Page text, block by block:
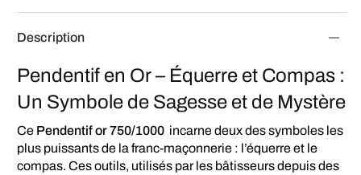
Description
Pendentif en Or – Équerre et Compas :
Un Symbole de Sagesse et de Mystère
Ce Pendentif or 750/1000 incarne deux des symboles les
plus puissants de la franc-maçonnerie : l’équerre et le
compas. Ces outils, utilisés par les bâtisseurs depuis des